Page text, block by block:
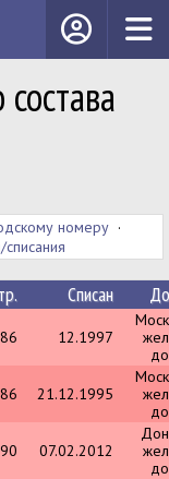
номеру ·
Списан
12.1997
21.12.1995
07.02.2012